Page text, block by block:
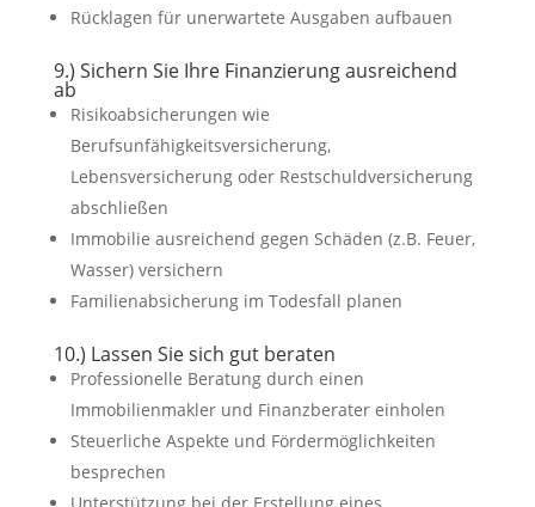
Rücklagen für unerwartete Ausgaben aufbauen
9.) Sichern Sie Ihre Finanzierung ausreichend
ab
Risikoabsicherungen wie
Berufsunfähigkeitsversicherung,
Lebensversicherung oder Restschuldversicherung
abschließen
Immobilie ausreichend gegen Schäden (z.B. Feuer,
Wasser) versichern
Familienabsicherung im Todesfall planen
10.) Lassen Sie sich gut beraten
Professionelle Beratung durch einen
Immobilienmakler und Finanzberater einholen
Steuerliche Aspekte und Fördermöglichkeiten
besprechen